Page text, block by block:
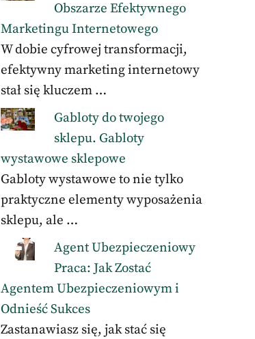
Obszarze Efektywnego
Marketingu Internetowego
W dobie cyfrowej transformacji,
efektywny marketing internetowy
stał się kluczem …
Gabloty do twojego
sklepu. Gabloty
wystawowe sklepowe
Gabloty wystawowe to nie tylko
praktyczne elementy wyposażenia
sklepu, ale …
Agent Ubezpieczeniowy
Praca: Jak Zostać
Agentem Ubezpieczeniowym i
Odnieść Sukces
Zastanawiasz się, jak stać się